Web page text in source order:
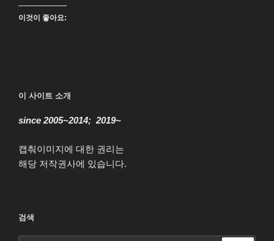
Blu-
ray”
이것이 좋아요:
이 사이트 소개
since 2005~2014; 2019~
캡춰이미지에 대한 권리는
해당 저작권사에 있습니다.
검색